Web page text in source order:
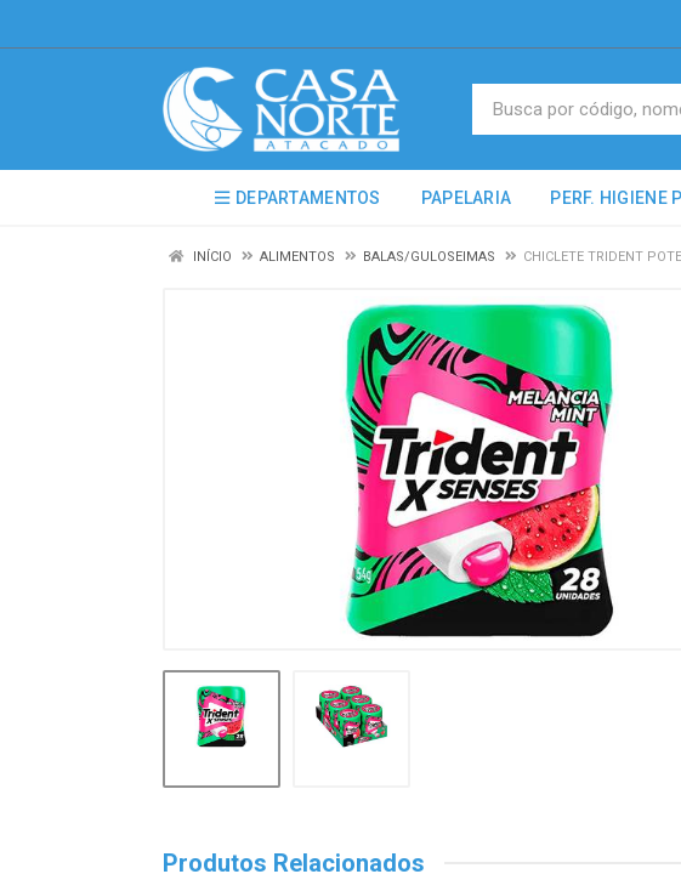
DEPARTAMENTOS PAPELARIA PERF. HIGIENE
INÍCIO ALIMENTOS BALAS/GULOSEIMAS CHICLETE TRIDENT
Produtos Relacionados